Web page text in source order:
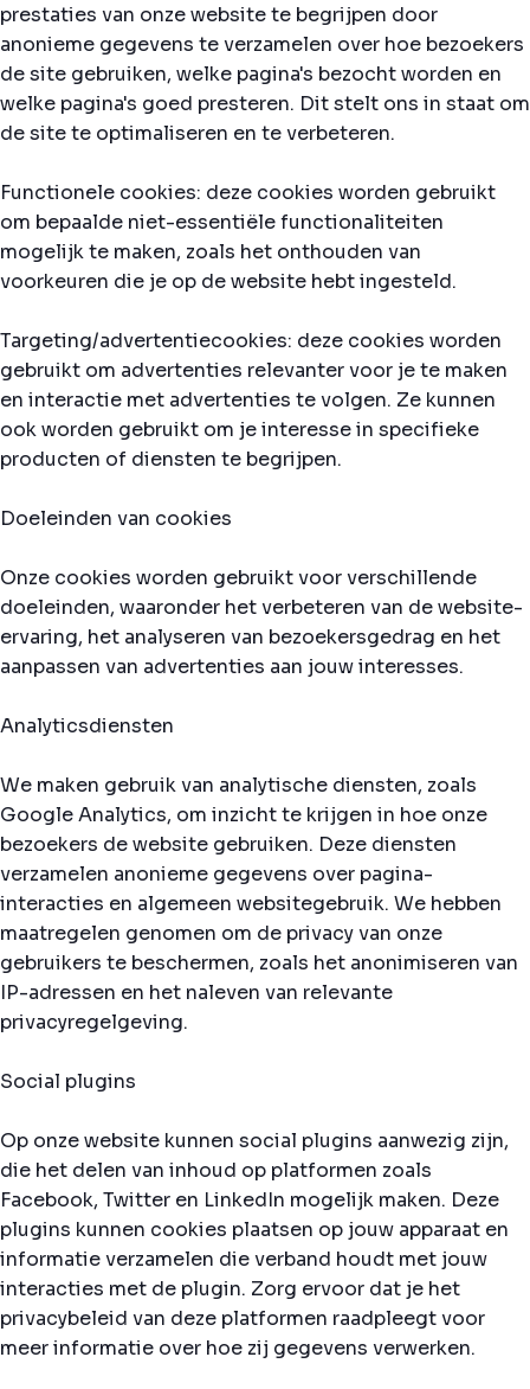
prestaties van onze website te begrijpen door
anonieme gegevens te verzamelen over hoe bezoekers
de site gebruiken, welke pagina's bezocht worden en
welke pagina's goed presteren. Dit stelt ons in staat om
de site te optimaliseren en te verbeteren.
Functionele cookies: deze cookies worden gebruikt
om bepaalde niet-essentiële functionaliteiten
mogelijk te maken, zoals het onthouden van
voorkeuren die je op de website hebt ingesteld.
Targeting/advertentiecookies: deze cookies worden
gebruikt om advertenties relevanter voor je te maken
en interactie met advertenties te volgen. Ze kunnen
ook worden gebruikt om je interesse in specifieke
producten of diensten te begrijpen.
Doeleinden van cookies
Onze cookies worden gebruikt voor verschillende
doeleinden, waaronder het verbeteren van de website-
ervaring, het analyseren van bezoekersgedrag en het
aanpassen van advertenties aan jouw interesses.
Analyticsdiensten
We maken gebruik van analytische diensten, zoals
Google Analytics, om inzicht te krijgen in hoe onze
bezoekers de website gebruiken. Deze diensten
verzamelen anonieme gegevens over pagina-
interacties en algemeen websitegebruik. We hebben
maatregelen genomen om de privacy van onze
gebruikers te beschermen, zoals het anonimiseren van
IP-adressen en het naleven van relevante
privacyregelgeving.
Social plugins
Op onze website kunnen social plugins aanwezig zijn,
die het delen van inhoud op platformen zoals
Facebook, Twitter en LinkedIn mogelijk maken. Deze
plugins kunnen cookies plaatsen op jouw apparaat en
informatie verzamelen die verband houdt met jouw
interacties met de plugin. Zorg ervoor dat je het
privacybeleid van deze platformen raadpleegt voor
meer informatie over hoe zij gegevens verwerken.